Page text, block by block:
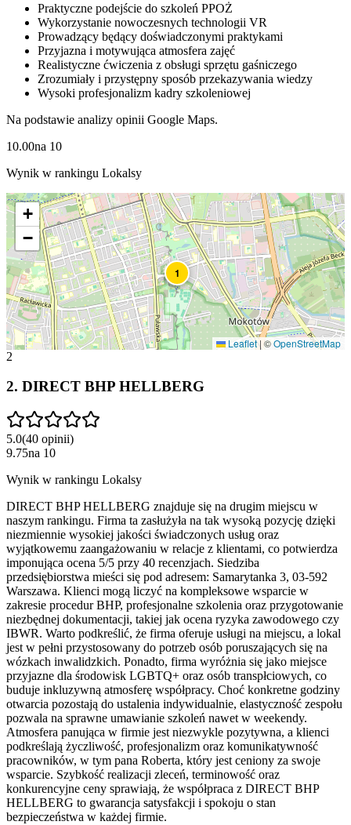
Praktyczne podejście do szkoleń PPOŻ
Wykorzystanie nowoczesnych technologii VR
Prowadzący będący doświadczonymi praktykami
Przyjazna i motywująca atmosfera zajęć
Realistyczne ćwiczenia z obsługi sprzętu gaśniczego
Zrozumiały i przystępny sposób przekazywania wiedzy
Wysoki profesjonalizm kadry szkoleniowej
Na podstawie analizy opinii Google Maps.
10.00na 10
Wynik w rankingu Lokalsy
1
+
−
Leaflet| ©OpenStreetMap
2
2. DIRECT BHP HELLBERG
5.0(40 opinii)
9.75na 10
Wynik w rankingu Lokalsy
DIRECT BHP HELLBERG znajduje się na drugim miejscu w
naszym rankingu. Firma ta zasłużyła na tak wysoką pozycję dzięki
niezmiennie wysokiej jakości świadczonych usług oraz
wyjątkowemu zaangażowaniu w relacje z klientami, co potwierdza
imponująca ocena 5/5 przy 40 recenzjach. Siedziba
przedsiębiorstwa mieści się pod adresem: Samarytanka 3, 03-592
Warszawa. Klienci mogą liczyć na kompleksowe wsparcie w
zakresie procedur BHP, profesjonalne szkolenia oraz przygotowanie
niezbędnej dokumentacji, takiej jak ocena ryzyka zawodowego czy
IBWR. Warto podkreślić, że firma oferuje usługi na miejscu, a lokal
jest w pełni przystosowany do potrzeb osób poruszających się na
wózkach inwalidzkich. Ponadto, firma wyróżnia się jako miejsce
przyjazne dla środowisk LGBTQ+ oraz osób transpłciowych, co
buduje inkluzywną atmosferę współpracy. Choć konkretne godziny
otwarcia pozostają do ustalenia indywidualnie, elastyczność zespołu
pozwala na sprawne umawianie szkoleń nawet w weekendy.
Atmosfera panująca w firmie jest niezwykle pozytywna, a klienci
podkreślają życzliwość, profesjonalizm oraz komunikatywność
pracowników, w tym pana Roberta, który jest ceniony za swoje
wsparcie. Szybkość realizacji zleceń, terminowość oraz
konkurencyjne ceny sprawiają, że współpraca z DIRECT BHP
HELLBERG to gwarancja satysfakcji i spokoju o stan
bezpieczeństwa w każdej firmie.